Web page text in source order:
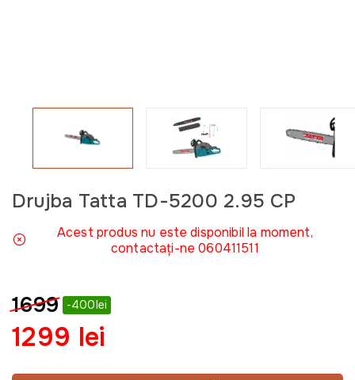
Drujba Tatta TD-5200 2.95 CP
Acest produs nu este disponibil la moment,
contactați-ne 060411511
1699 -400lei
1299 lei